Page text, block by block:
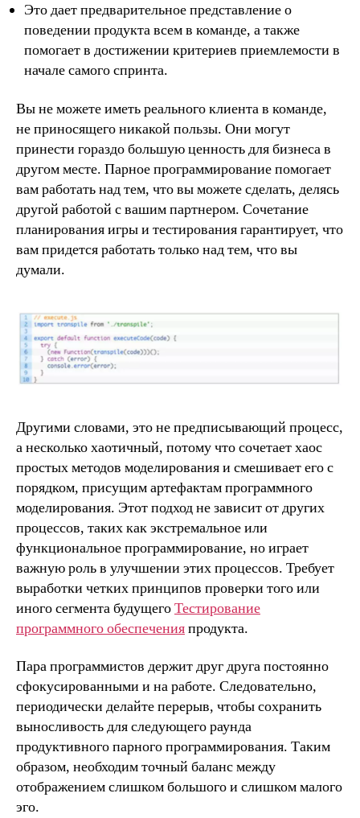
Это дает предварительное представление о
поведении продукта всем в команде, а также
помогает в достижении критериев приемлемости в
начале самого спринта.
Вы не можете иметь реального клиента в команде,
не приносящего никакой пользы. Они могут
принести гораздо большую ценность для бизнеса в
другом месте. Парное программирование помогает
вам работать над тем, что вы можете сделать, делясь
другой работой с вашим партнером. Сочетание
планирования игры и тестирования гарантирует, что
вам придется работать только над тем, что вы
думали.
Другими словами, это не предписывающий процесс,
а несколько хаотичный, потому что сочетает хаос
простых методов моделирования и смешивает его с
порядком, присущим артефактам программного
моделирования. Этот подход не зависит от других
процессов, таких как экстремальное или
функциональное программирование, но играет
важную роль в улучшении этих процессов. Требует
выработки четких принципов проверки того или
иного сегмента будущегоТестирование
программного обеспеченияпродукта.
Пара программистов держит друг друга постоянно
сфокусированными и на работе. Следовательно,
периодически делайте перерыв, чтобы сохранить
выносливость для следующего раунда
продуктивного парного программирования. Таким
образом, необходим точный баланс между
отображением слишком большого и слишком малого
эго.